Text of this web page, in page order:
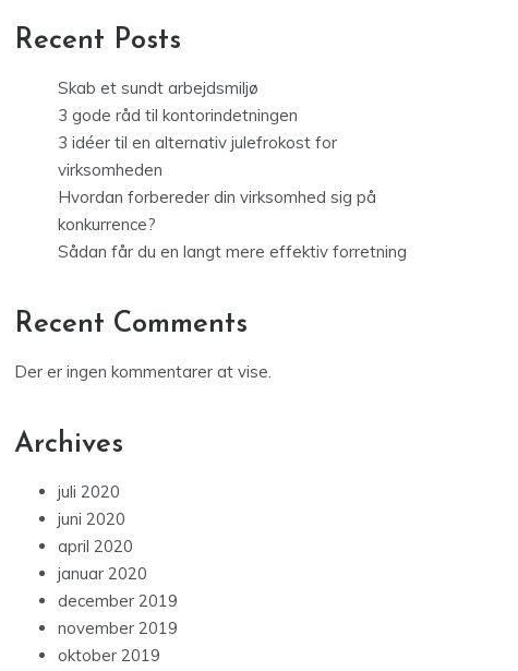
Recent Posts
Skab et sundt arbejdsmiljø
3 gode råd til kontorindetningen
3 idéer til en alternativ julefrokost for
virksomheden
Hvordan forbereder din virksomhed sig på
konkurrence?
Sådan får du en langt mere effektiv forretning
Recent Comments
Der er ingen kommentarer at vise.
Archives
juli 2020
juni 2020
april 2020
januar 2020
december 2019
november 2019
oktober 2019